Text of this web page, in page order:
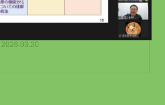
訪問介護職員（正社員・東大和）募
2026.03.20